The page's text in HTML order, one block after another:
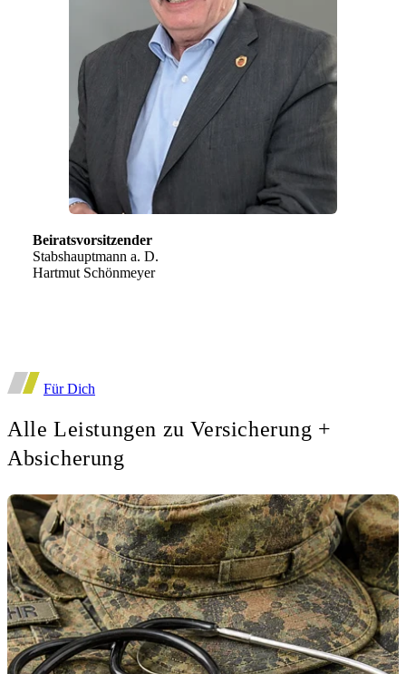
Beiratsvorsitzender
Stabshauptmann a. D.
Hartmut Schönmeyer
Für Dich
Alle Leistungen zu Versicherung +
Absicherung